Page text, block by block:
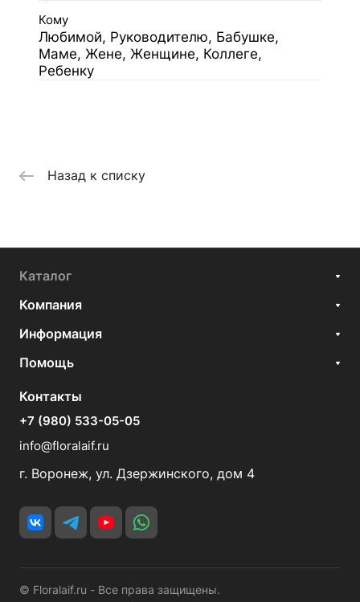
Кому
Любимой, Руководителю, Бабушке,
Маме, Жене, Женщине, Коллеге,
Ребенку
Назад к списку
Каталог
Компания
Информация
Помощь
Контакты
+7 (980) 533-05-05
info@floralaif.ru
г. Воронеж, ул. Дзержинского, дом 4
© Floralaif.ru - Все права защищены.